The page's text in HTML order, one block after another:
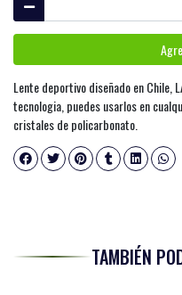
Lente deportivo diseñado en Chile,
tecnologia, puedes usarlos en
cristales de policarbonato.
TAMBIÉN